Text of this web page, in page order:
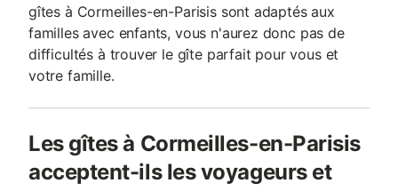
gîtes à Cormeilles-en-Parisis sont adaptés aux
familles avec enfants, vous n'aurez donc pas de
difficultés à trouver le gîte parfait pour vous et
votre famille.
Les gîtes à Cormeilles-en-Parisis
acceptent-ils les voyageurs et